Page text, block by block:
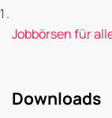
Jobbörsen für
Downloads